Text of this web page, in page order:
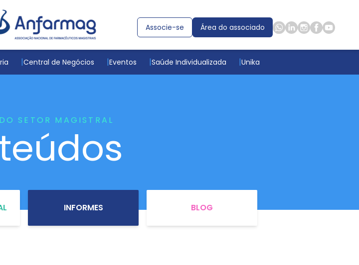
Associe-se Área do associado
Central de Negócios Eventos Saúde Individualizada Unika
SETOR MAGISTRAL
INFORMES BLOG